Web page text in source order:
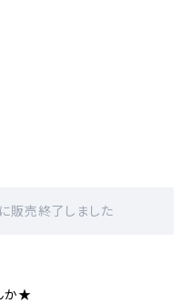
売終了しました
か★